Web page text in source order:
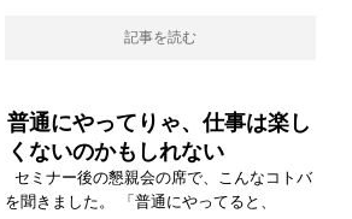
記事を読む
普通にやってりゃ、仕事は楽し
くないのかもしれない
セミナー後の懇親会の席で、こんなコトバ
を聞きました。 「普通にやってると、